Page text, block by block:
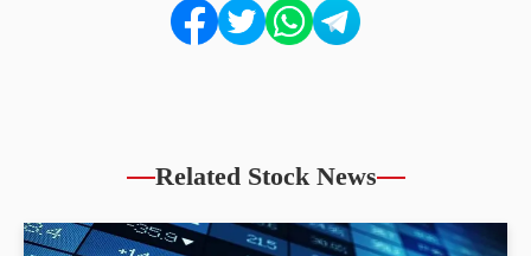
Related Stock News